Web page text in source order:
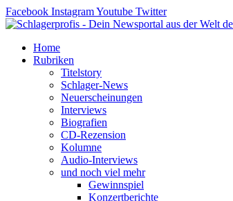
Zum
Inhalt
Facebook InstagramYoutube Twitter
Home
Rubriken
Titelstory
Schlager-News
Neuerscheinungen
Interviews
Biografien
CD-Rezension
Kolumne
Audio-Interviews
und noch viel mehr
Gewinnspiel
Konzertberichte